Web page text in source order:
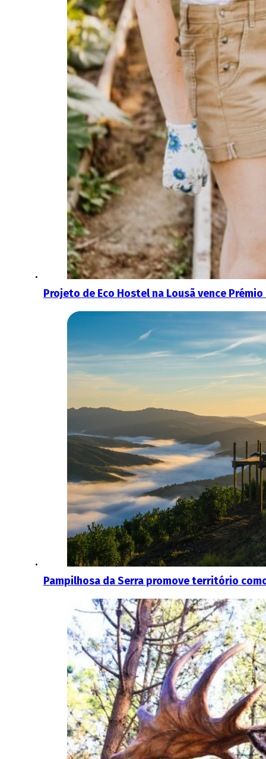
Projeto de Eco Hostel na Lousã vence
Pampilhosa da Serra promove território